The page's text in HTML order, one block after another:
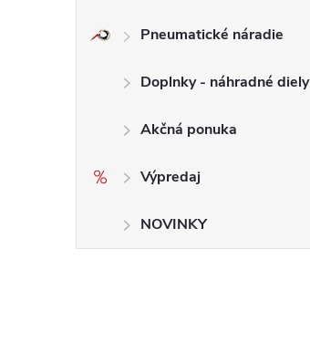
Pneumatické náradie
Doplnky - náhradné diely
Akčná ponuka
Výpredaj
NOVINKY